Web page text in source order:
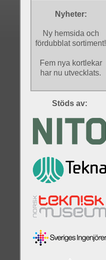
Nyheter:
Ny hemsida och
fördubblat sortiment!
Fem nya kortlekar
har nu utvecklats.
Stöds av: